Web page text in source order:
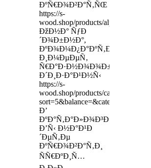
ÐºÑ€Ð¾Ð²Ð°Ñ‚ÑŒ
https://s-
wood.shop/products/alpinist
ÐžÐ½Ð° ÑƒÐ
´Ð¾Ð±Ð½Ð°,
ÐºÐ¾Ð¼Ð¿Ð°ÐºÑ‚Ð½Ð°,
Ð¸Ð¼ÐµÐµÑ‚
Ð´Ð¸Ð·Ð°Ð¹Ð½Ñ‹
https://s-
wood.shop/products/category/dsk?
Ð’
ÐºÐ°Ñ‚Ð°Ð»Ð¾Ð³Ðµ
Ð’Ñ‹ Ð½Ð°Ð¹Ð
´ÐµÑ‚Ðµ
ÐºÑ€Ð¾Ð²Ð°Ñ‚Ð¸
ÑÑ€ÐºÐ¸Ñ…